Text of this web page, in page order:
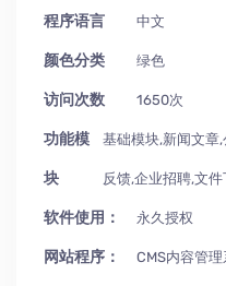
程序语言 中文
颜色分类 绿色
访问次数 1650次
功能模
块
基础模块,新闻文章
反馈,企业招聘,文
软件使用： 永久授权
网站程序： CMS内容管